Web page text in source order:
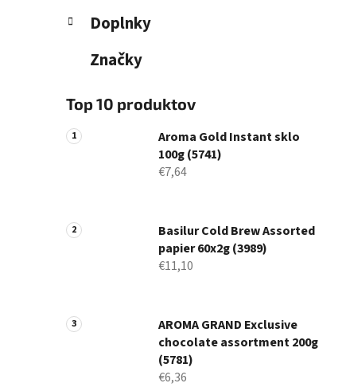
Doplnky
Značky
Top 10 produktov
Aroma Gold Instant sklo
100g (5741)
€7,64
Basilur Cold Brew Assorted
papier 60x2g (3989)
€11,10
AROMA GRAND Exclusive
chocolate assortment 200g
(5781)
€6,36